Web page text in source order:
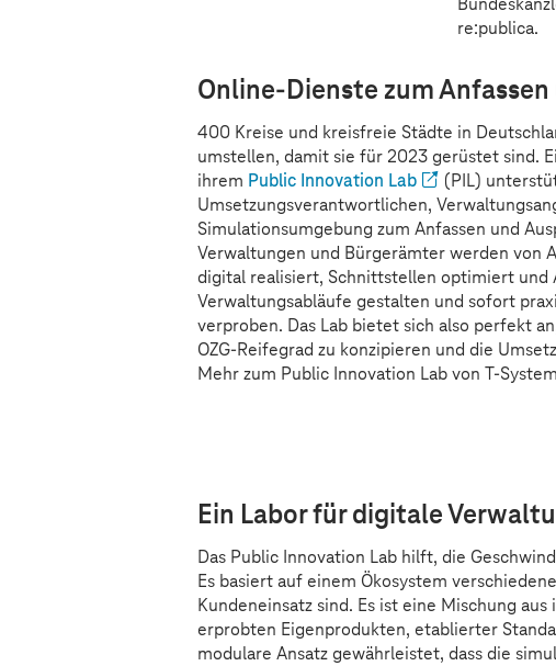
re:publica.
Online-Dienste zum
400 Kreise und kreisfreie Städte in
umstellen, damit sie für 2023 gerüstet sind.
ihrem Public Innovation Lab
(PIL)
Umsetzungsverantwortlichen,
Simulationsumgebung zum Anfassen und
Verwaltungen und Bürgerämter werden von
digital realisiert, Schnittstellen optimiert und
Verwaltungsabläufe gestalten und sofort
verproben. Das Lab bietet sich also perfekt
OZG-Reifegrad zu konzipieren und die
Mehr zum Public Innovation Lab von T-
Ein Labor für digitale
Das Public Innovation Lab hilft, die
Es basiert auf einem Ökosystem
Kundeneinsatz sind. Es ist eine Mischung
erprobten Eigenprodukten, etablierter
modulare Ansatz gewährleistet, dass die